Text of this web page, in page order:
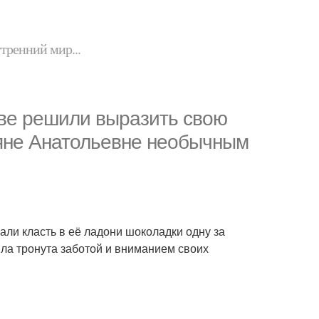
мир...
решили выразить свою
Анатольевне необычным
класть в её ладони шоколадки одну за
тронута заботой и вниманием своих